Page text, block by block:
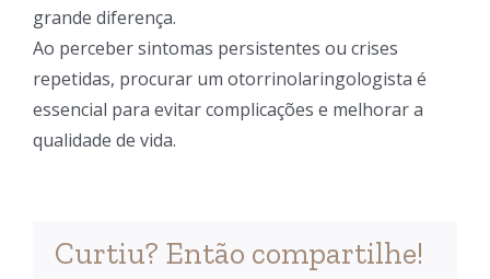
grande diferença.
Ao perceber sintomas persistentes ou crises
repetidas, procurar um otorrinolaringologista é
essencial para evitar complicações e melhorar a
qualidade de vida.
Curtiu? Então compartilhe!